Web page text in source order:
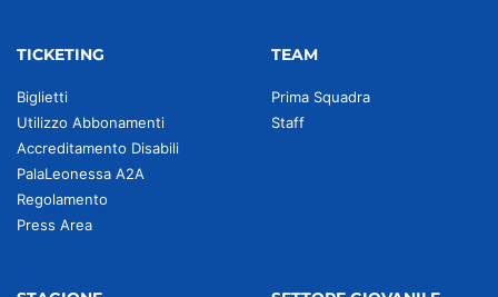
TICKETING
Biglietti
Utilizzo Abbonamenti
Accreditamento Disabili
PalaLeonessa A2A
Regolamento
Press Area
TEAM
Prima Squadra
Staff